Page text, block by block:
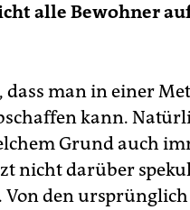
alle Bewohner
dass man in einer
kann.
Grund auch
nicht darüber
den ursprünglich